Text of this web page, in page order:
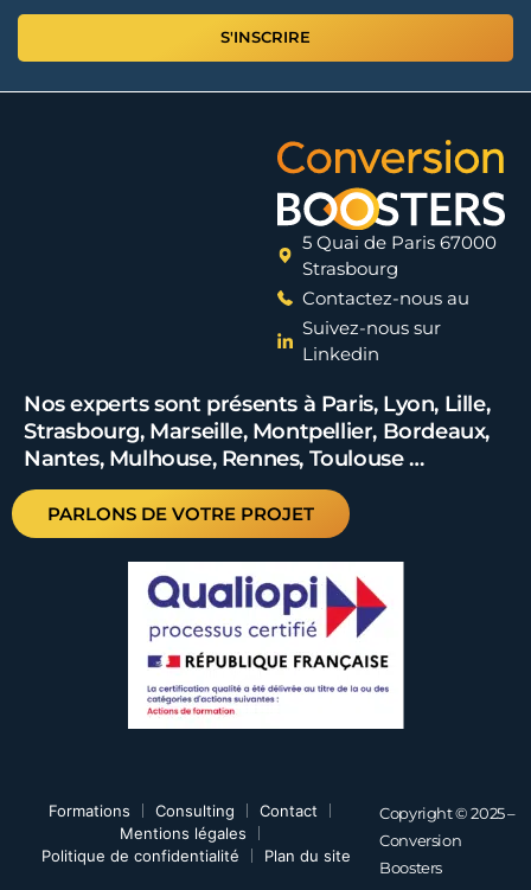
S'INSCRIRE
5 Quai de Paris 67000
Strasbourg
Contactez-nous au
Suivez-nous sur
Linkedin
Nos experts sont présents à Paris, Lyon, Lille,
Strasbourg, Marseille, Montpellier, Bordeaux,
Nantes, Mulhouse, Rennes, Toulouse …
PARLONS DE VOTRE PROJET
Formations Consulting
Contact
Mentions légales
Politique de confidentialité
Plan du site
Copyright © 2025 –
Conversion
Boosters